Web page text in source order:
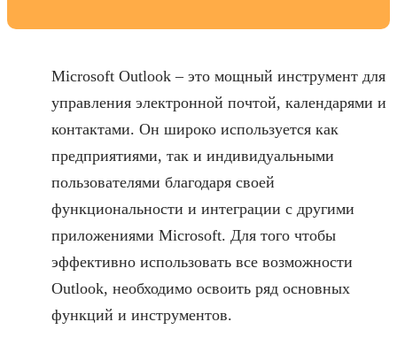
Microsoft Outlook – это мощный инструмент для
управления электронной почтой, календарями и
контактами. Он широко используется как
предприятиями, так и индивидуальными
пользователями благодаря своей
функциональности и интеграции с другими
приложениями Microsoft. Для того чтобы
эффективно использовать все возможности
Outlook, необходимо освоить ряд основных
функций и инструментов.